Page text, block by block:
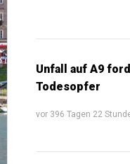
Unfall auf A9
Todesopfer
vor 396 Tagen 22